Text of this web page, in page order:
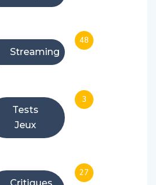
Streaming
48
Tests
Jeux
3
27